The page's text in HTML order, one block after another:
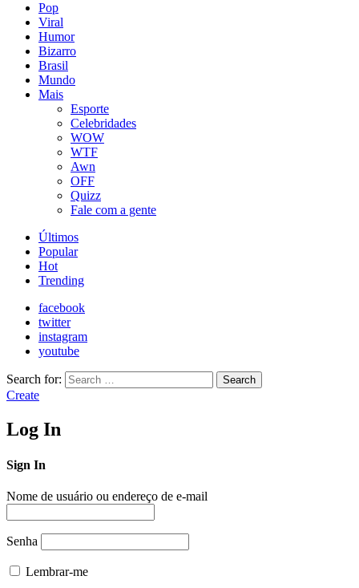
Pop
Viral
Humor
Bizarro
Brasil
Mundo
Mais
Esporte
Celebridades
WOW
WTF
Awn
OFF
Quizz
Fale com a gente
Últimos
Popular
Hot
Trending
facebook
twitter
instagram
youtube
Search for: Search
Create
Log In
Sign In
Nome de usuário ou endereço de e-mail
Senha
Lembrar-me